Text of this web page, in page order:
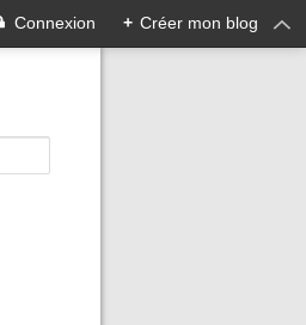
Connexion + Créer mon blog